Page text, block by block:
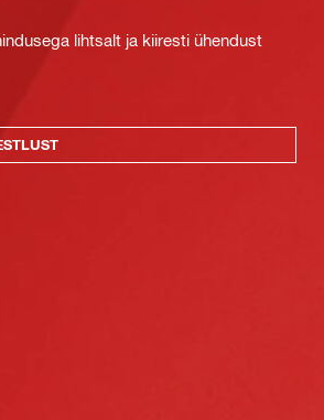
lihtsalt ja kiiresti ühendust